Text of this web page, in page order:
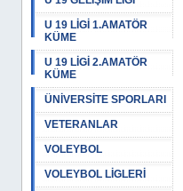
U 19 LİGİ 1.AMATÖR
KÜME
U 19 LİGİ 2.AMATÖR
KÜME
ÜNİVERSİTE SPORLARI
VETERANLAR
VOLEYBOL
VOLEYBOL LİGLERİ